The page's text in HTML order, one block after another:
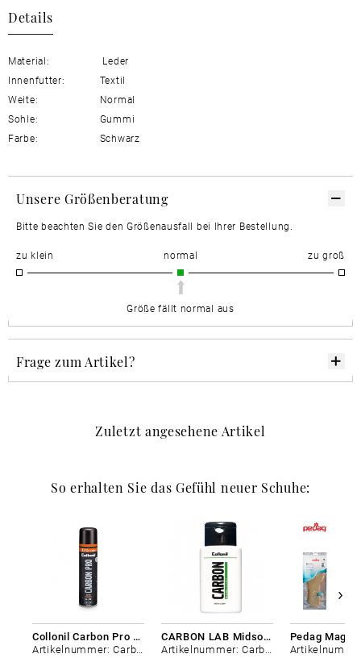
Details
Material:
Leder
Innenfutter:
Textil
Weite:
Normal
Sohle:
Gummi
Farbe:
Schwarz
Unsere Größenberatung
Bitte beachten Sie den Größenausfall bei Ihrer Bestellung.
zu klein normal zu groß
Größe fällt normal aus
Frage zum Artikel?
Zuletzt angesehene Artikel
So erhalten Sie das Gefühl neuer Schuhe:
Collonil Carbon Pro 400 ml
Artikelnummer: Carbon-0
CARBON LAB Midsole Cleaner
Artikelnummer: Carbon-0